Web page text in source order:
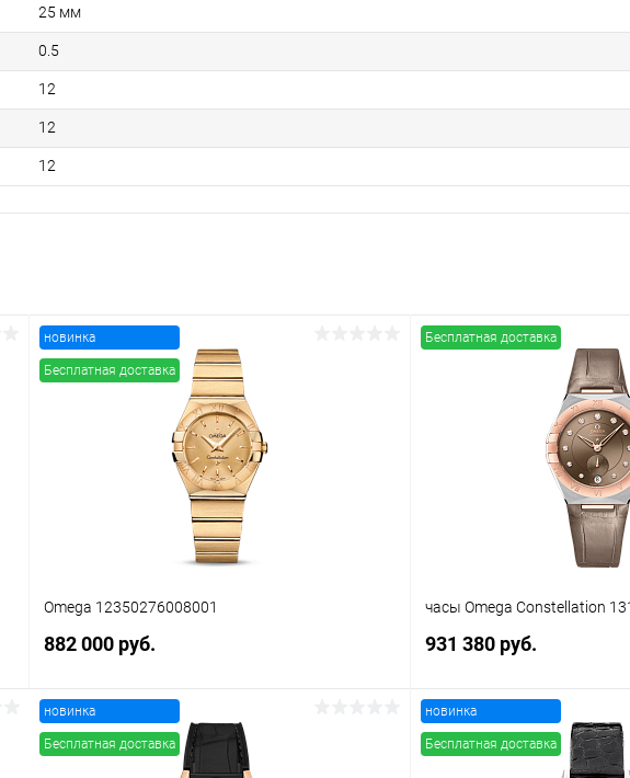
25 мм
0.5
12
12
12
новинка
Бесплатная доставка
Omega 12350276008001
882 000 руб.
В корзину
Бесплатная доставка
часы Omega Constellation
931 380 руб.
В
новинка
Бесплатная доставка
новинка
Бесплатная доставка